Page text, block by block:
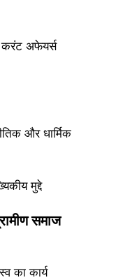
करंट अफेयर्स
और धार्मिक
मुद्दे
समाज
का कार्य